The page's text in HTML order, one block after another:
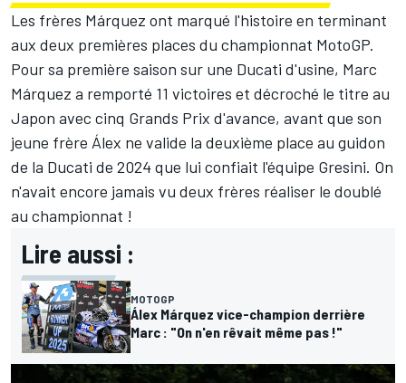
Les frères Márquez ont marqué l'histoire en terminant
aux deux premières places du championnat MotoGP.
Pour sa première saison sur une Ducati d'usine, Marc
Márquez a remporté 11 victoires et décroché le titre au
Japon avec cinq Grands Prix d'avance, avant que son
jeune frère Álex ne valide la deuxième place au guidon
de la Ducati de 2024 que lui confiait l'équipe Gresini. On
n'avait encore jamais vu deux frères réaliser le doublé
au championnat !
Lire aussi :
MOTOGP
Álex Márquez vice-champion derrière
Marc : "On n'en rêvait même pas !"